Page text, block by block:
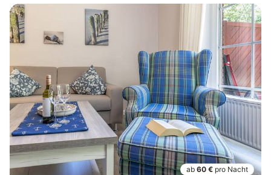
ab 60 € pro Nacht